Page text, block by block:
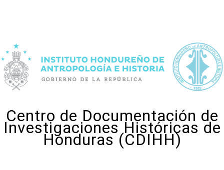
Centro de Documentación de
Investigaciones Históricas de
Honduras (CDIHH)